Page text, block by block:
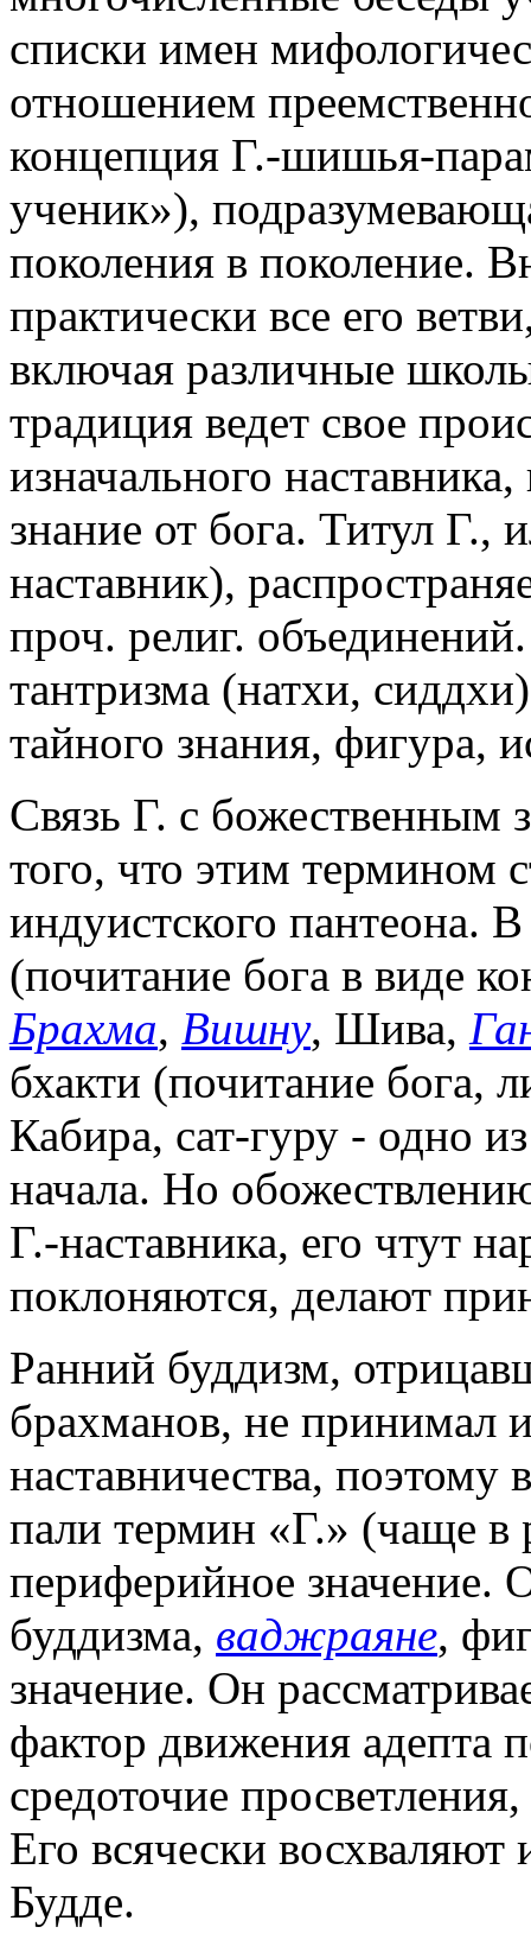
списки имен
отношением
концепция Г.-шишья-
ученик»),
поколения в поколение.
практически все его
включая различные
традиция ведет свое
изначального
знание от бога. Титул Г.,
наставник),
проч. религ.
тантризма (натхи,
тайного знания, фигура,
Связь Г. с божественным
того, что этим термином
индуистского пантеона.
(почитание бога в виде
Брахма, Вишну, Шива,
бхакти (почитание бога,
Кабира, сат-гуру - одно
начала. Но
Г.-наставника, его чтут
поклоняются, делают
Ранний буддизм,
брахманов, не принимал
наставничества, поэтому
пали термин «Г.» (чаще в
периферийное значение.
буддизма, ваджраяне,
значение. Он
фактор движения адепта
средоточие
Его всячески
Будде.